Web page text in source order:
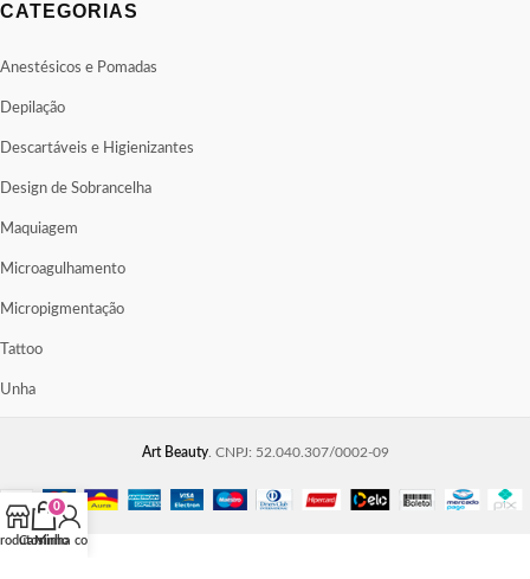
CATEGORIAS
Anestésicos e Pomadas
Depilação
Descartáveis e Higienizantes
Design de Sobrancelha
Maquiagem
Microagulhamento
Micropigmentação
Tattoo
Unha
Art Beauty. CNPJ: 52.040.307/0002-09
0
Carrinho
Minha conta